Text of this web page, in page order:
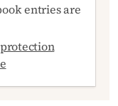
entries are